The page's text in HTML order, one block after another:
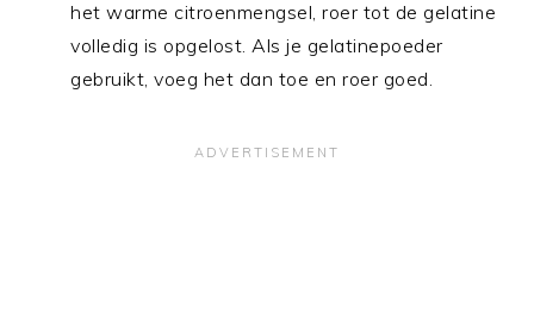
het warme citroenmengsel, roer tot de gelatine
volledig is opgelost. Als je gelatinepoeder
gebruikt, voeg het dan toe en roer goed.